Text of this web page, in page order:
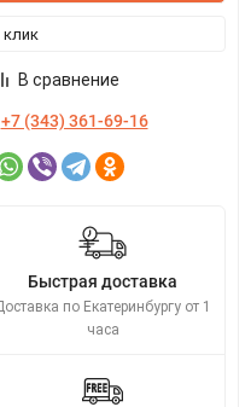
клик
В сравнение
+7 (343) 361-69-16
Быстрая доставка
по Екатеринбургу от 1
часа